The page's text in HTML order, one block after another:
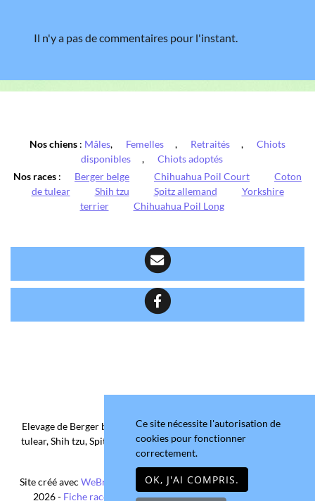
Il n'y a pas de commentaires pour l'instant.
Nos chiens : Mâles, Femelles , Retraités ,
Chiots
disponibles
,
Chiots adoptés
Nos races : Berger belge Chihuahua Poil Court
Coton
de tulear
Shih tzu Spitz allemand
Yorkshire
terrier
Chihuahua Poil Long
Elevage de Berger belge, Chihuahua Poil Court/Long, Coton de
tulear, Shih tzu, Spitz allemand et Yorkshire terrier depuis 2006
situé en Maine-et-Loire
Site créé avec WeBreed
- Copyright© Domaine de la Chantelaie
2026 - Fiche race Chihuahua Poil Long-Mentions légales
Ce site nécessite l'autorisation de
cookies pour fonctionner
correctement.
OK, J'AI COMPRIS.